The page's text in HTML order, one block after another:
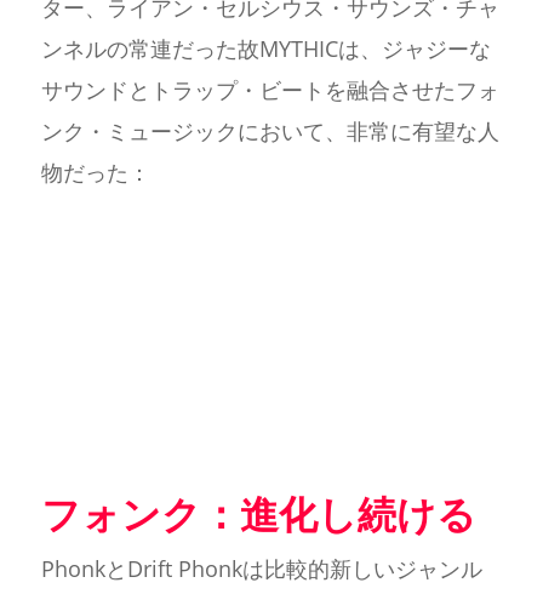
ター、ライアン・セルシウス・サウンズ・チャ
ンネルの常連だった故MYTHICは、ジャジーな
サウンドとトラップ・ビートを融合させたフォ
ンク・ミュージックにおいて、非常に有望な人
物だった：
フォンク：進化し続ける
PhonkとDrift Phonkは比較的新しいジャンル